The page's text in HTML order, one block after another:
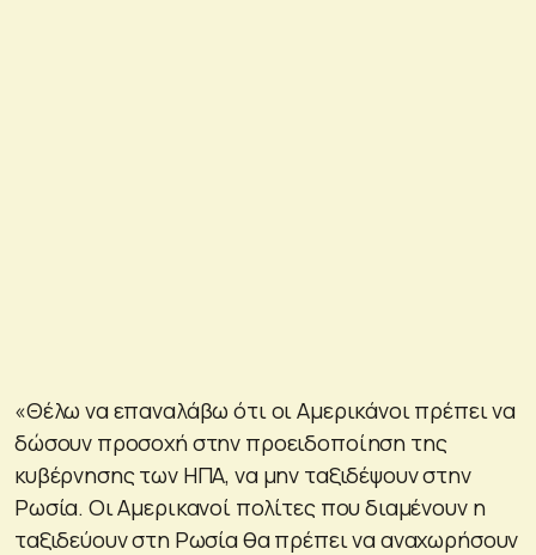
«Θέλω να επαναλάβω ότι οι Αμερικάνοι πρέπει να
δώσουν προσοχή στην προειδοποίηση της
κυβέρνησης των ΗΠΑ, να μην ταξιδέψουν στην
Ρωσία. Οι Αμερικανοί πολίτες που διαμένουν η
ταξιδεύουν στη Ρωσία θα πρέπει να αναχωρήσουν